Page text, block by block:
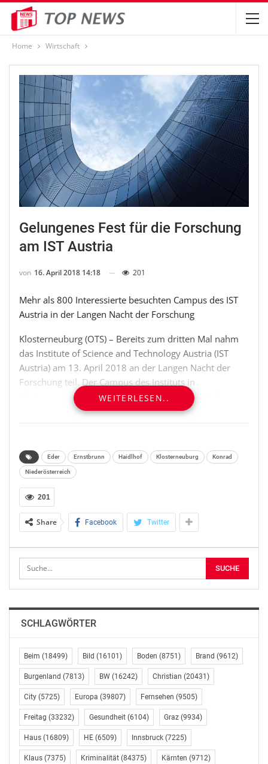
Home Wirtschaft
Gelungenes Fest für die Forschung
am IST Austria
von 16. April 2018 14:18 201
Mehr als 800 Interessierte besuchten Campus des IST
Austria in der Langen Nacht der Forschung
Klosterneuburg (OTS) – Bereits zum dritten Mal nahm
das Institute of Science and Technology Austria (IST
Austria) am 13. April 2018 an der Langen Nacht der
Forschung teil. Der Campus des Instituts in
Klosterneuburg war dabei nicht nur Schauplatz des
Science Act des Mathematikers Herbert Edelsbrunner,
der die interessierten ZuhörerInnen mit seinem Vortrag
begeisterte, sondern bot auch sieben weiteren
Forschungseinrichtungen aus Niederösterreich sowie
Dieses gebündelte Angebot ließ sich auch
Landeshauptfrau Johanna Mikl-Leitner nicht entgehen,
Schmuckenschlager, dem Abgeordneten zum
niederösterreichischen Landtag Christoph Kaufmann,
Höllbacher die Forschungsthemen in einem Rundgang
durch die Ausstellung erkundete.
Zu den Gastausstellern zählten dieses Jahr die
Forschungsstation Haidlhof, die Höhere
Bundeslehranstalt und Bundesamt für Wein- und
Obstbau Klosterneuburg, das Konrad Lorenz Institut für
Evolutions-und Kognitionsforschung, das Leopold Figl-
Observatorium für Astrophysik, der Science Pool, das
Conrad Observatorium der ZAMG sowie das
Wolfsforschungszentrum Ernstbrunn. In der
WEITERLESEN..
Eder Ernstbrunn Haidlhof Klosterneuburg Konrad
Niederösterreich
201
Share Facebook Twitter
SCHLAGWÖRTER
Beim (18499) Bild (16101) Boden (8751) Brand (9612)
Burgenland (7813) BW (16242) Christian (20431)
City (5725) Europa (39807) Fernsehen (9505)
Freitag (33232) Gesundheit (6104) Graz (9934)
Haus (16809) HE (6509) Innsbruck (7225)
Klaus (7375) Kriminalität (84375) Kärnten (9712)